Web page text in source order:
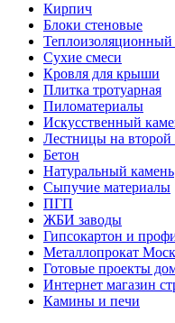
Кирпич
Блоки стеновые
Теплоизоляционный
Сухие смеси
Кровля для крыши
Плитка тротуарная
Пиломатериалы
Искусственный
Лестницы на второй
Бетон
Натуральный камень
Сыпучие материалы
ПГП
ЖБИ заводы
Гипсокартон и
Металлопрокат
Готовые проекты
Интернет магазин
Камины и печи